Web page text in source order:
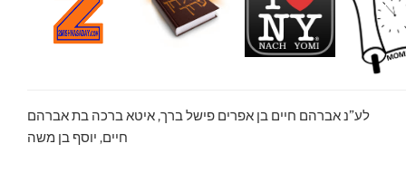
לע”נ אברהם חיים בן אפרים פישל ברך, איטא ברכה בת אברהם
חיים, יוסף בן משה